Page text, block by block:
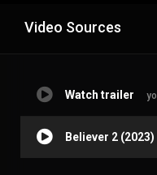
Video Sources
Watch trailer
Believer 2 (2023)